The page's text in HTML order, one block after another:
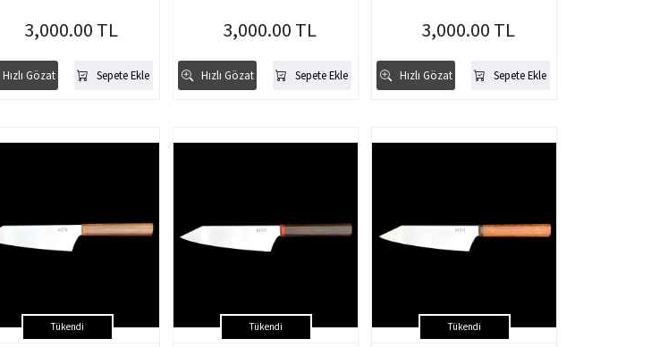
Hızlı Gözat Sepete Ekle
3,000.00 TL
Hızlı Gözat Sepete Ekle
3,000.00 TL
Hızlı Gözat Sepete Ekle
3,000.00 TL
Tükendi Tükendi Tükendi